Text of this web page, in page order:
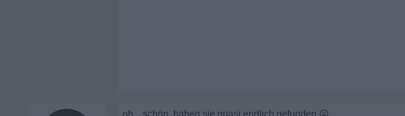
oh....schön, haben sie quasi endlich gefunden 😜